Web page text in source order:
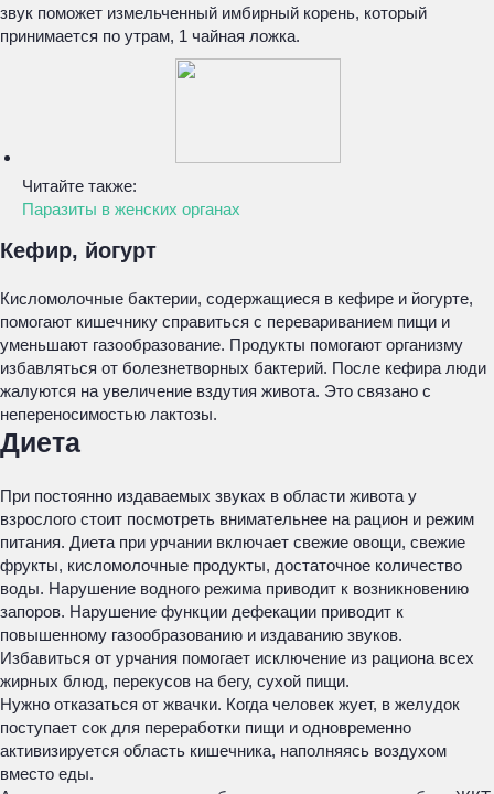
звук поможет измельченный имбирный корень, который
принимается по утрам, 1 чайная ложка.
Читайте также:
Паразиты в женских органах
Кефир, йогурт
Кисломолочные бактерии, содержащиеся в кефире и йогурте,
помогают кишечнику справиться с перевариванием пищи и
уменьшают газообразование. Продукты помогают организму
избавляться от болезнетворных бактерий. После кефира люди
жалуются на увеличение вздутия живота. Это связано с
непереносимостью лактозы.
Диета
При постоянно издаваемых звуках в области живота у
взрослого стоит посмотреть внимательнее на рацион и режим
питания. Диета при урчании включает свежие овощи, свежие
фрукты, кисломолочные продукты, достаточное количество
воды. Нарушение водного режима приводит к возникновению
запоров. Нарушение функции дефекации приводит к
повышенному газообразованию и издаванию звуков.
Избавиться от урчания помогает исключение из рациона всех
жирных блюд, перекусов на бегу, сухой пищи.
Нужно отказаться от жвачки. Когда человек жует, в желудок
поступает сок для переработки пищи и одновременно
активизируется область кишечника, наполняясь воздухом
вместо еды.